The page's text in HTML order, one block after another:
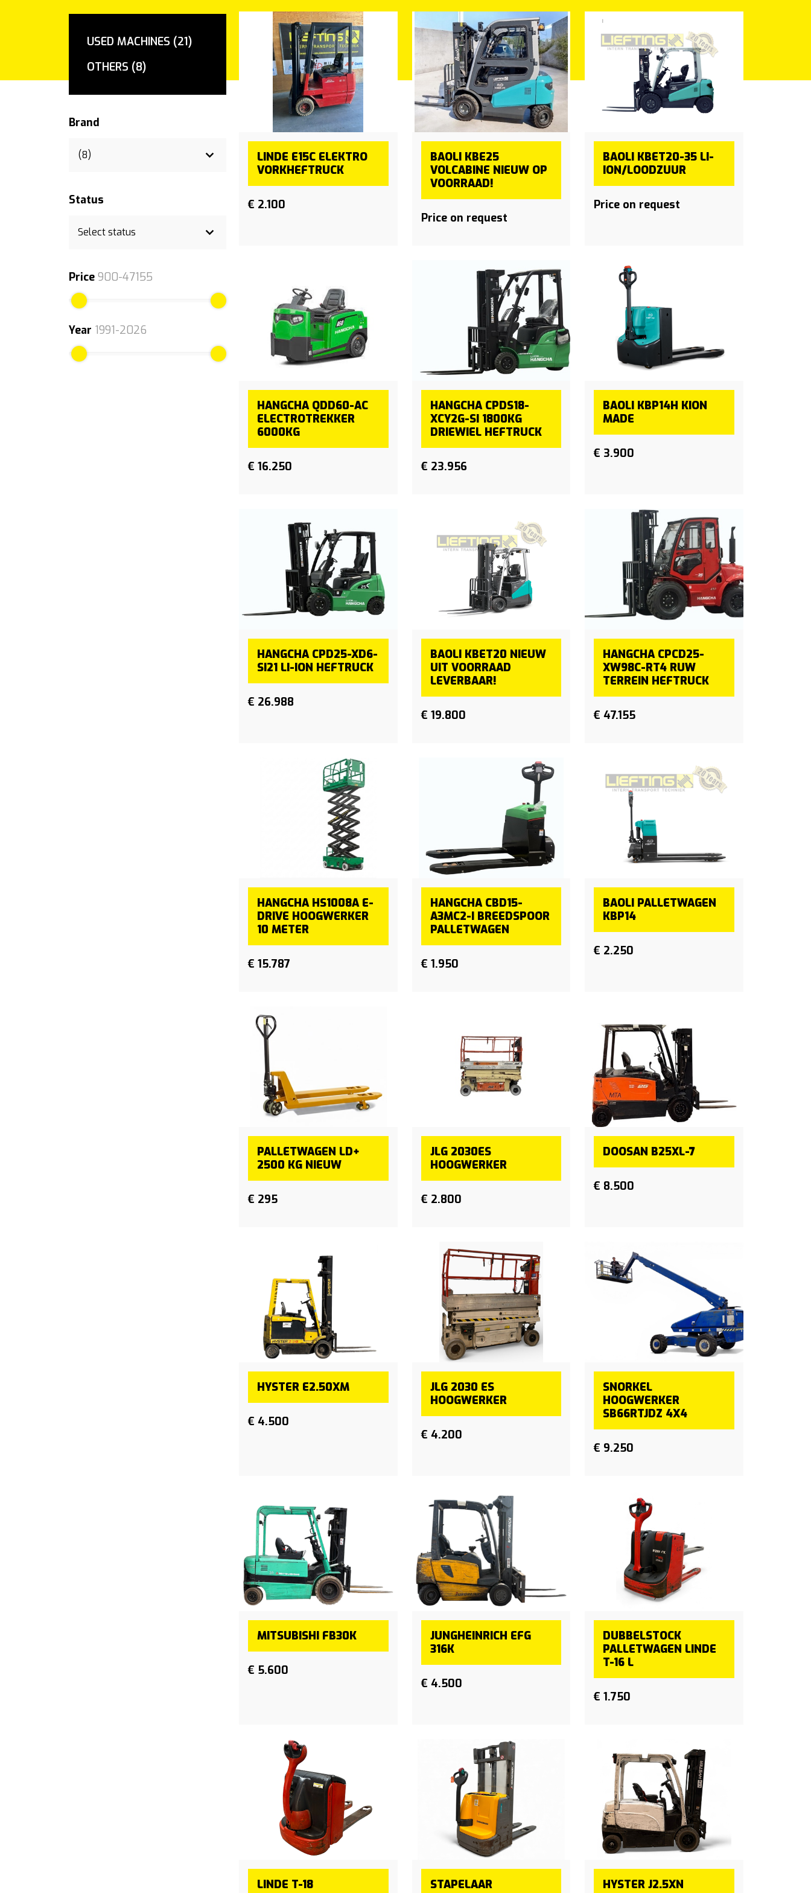
USED MACHINES (21)
OTHERS (8)
Brand
Status
Price 900-47155
Year 1991-2026
LINDE E15C ELEKTRO
VORKHEFTRUCK
€ 2.100
BAOLI KBE25
VOLCABINE NIEUW OP
VOORRAAD!
Price on request
BAOLI KBET20-35 LI-
ION/LOODZUUR
Price on request
HANGCHA QDD60-AC
ELECTROTREKKER
6000KG
€ 16.250
HANGCHA CPDS18-
XCY2G-SI 1800KG
DRIEWIEL HEFTRUCK
€ 23.956
BAOLI KBP14H KION
MADE
€ 3.900
HANGCHA CPD25-XD6-
SI21 LI-ION HEFTRUCK
€ 26.988
BAOLI KBET20 NIEUW
UIT VOORRAAD
LEVERBAAR!
€ 19.800
HANGCHA CPCD25-
XW98C-RT4 RUW
TERREIN HEFTRUCK
€ 47.155
HANGCHA HS1008A E-
DRIVE HOOGWERKER
10 METER
€ 15.787
HANGCHA CBD15-
A3MC2-I BREEDSPOOR
PALLETWAGEN
€ 1.950
BAOLI PALLETWAGEN
KBP14
€ 2.250
PALLETWAGEN LD+
2500 KG NIEUW
€ 295
JLG 2030ES
HOOGWERKER
€ 2.800
DOOSAN B25XL-7
€ 8.500
HYSTER E2.50XM
€ 4.500
JLG 2030 ES
HOOGWERKER
€ 4.200
SNORKEL
HOOGWERKER
SB66RTJDZ 4X4
€ 9.250
MITSUBISHI FB30K
€ 5.600
JUNGHEINRICH EFG
316K
€ 4.500
DUBBELSTOCK
PALLETWAGEN LINDE
T-16 L
€ 1.750
LINDE T-18
STAPELAAR
HYSTER J2.5XN